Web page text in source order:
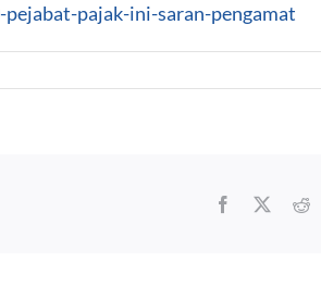
pajak-ini-saran-pengamat
Facebook